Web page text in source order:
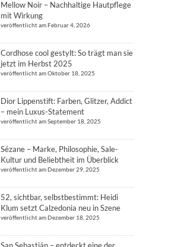
Mellow Noir – Nachhaltige Hautpflege
mit Wirkung
veröffentlicht am Februar 4, 2026
Cordhose cool gestylt: So trägt man sie
jetzt im Herbst 2025
veröffentlicht am Oktober 18, 2025
Dior Lippenstift: Farben, Glitzer, Addict
– mein Luxus-Statement
veröffentlicht am September 18, 2025
Sézane – Marke, Philosophie, Sale-
Kultur und Beliebtheit im Überblick
veröffentlicht am Dezember 29, 2025
52, sichtbar, selbstbestimmt: Heidi
Klum setzt Calzedonia neu in Szene
veröffentlicht am Dezember 18, 2025